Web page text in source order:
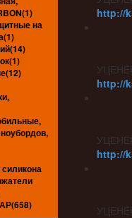
на
http://
http://
http://